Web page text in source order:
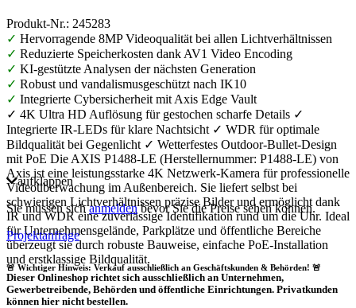
Produkt-Nr.: 245283
✓ Hervorragende 8MP Videoqualität bei allen Lichtverhältnissen
✓ Reduzierte Speicherkosten dank AV1 Video Encoding
✓ KI-gestützte Analysen der nächsten Generation
✓ Robust und vandalismusgeschützt nach IK10
✓ Integrierte Cybersicherheit mit Axis Edge Vault
✓ 4K Ultra HD Auflösung für gestochen scharfe Details ✓
Integrierte IR-LEDs für klare Nachtsicht ✓ WDR für optimale
Bildqualität bei Gegenlicht ✓ Wetterfestes Outdoor-Bullet-Design
mit PoE Die AXIS P1488-LE (Herstellernummer: P1488-LE) von
Axis ist eine leistungsstarke 4K Netzwerk-Kamera für professionelle
Videoüberwachung im Außenbereich. Sie liefert selbst bei
schwierigen Lichtverhältnissen präzise Bilder und ermöglicht dank
IR und WDR eine zuverlässige Identifikation rund um die Uhr. Ideal
für Unternehmensgelände, Parkplätze und öffentliche Bereiche
überzeugt sie durch robuste Bauweise, einfache PoE-Installation
und erstklassige Bildqualität.
aufklappen
Sie müssen sichanmeldenbevor Sie die Preise sehen können.
Projektanfrage
🚨 Wichtiger Hinweis: Verkauf ausschließlich an Geschäftskunden & Behörden! 🚨
Dieser Onlineshop richtet sich ausschließlich an Unternehmen,
Gewerbetreibende, Behörden und öffentliche Einrichtungen. Privatkunden
können hier nicht bestellen.